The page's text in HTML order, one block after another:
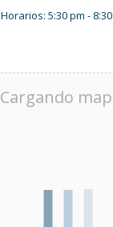
Horarios: 5:30 pm -
Cargando